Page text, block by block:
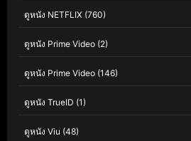
ดูหนัง NETFLIX (760)
ดูหนัง Prime Video (2)
ดูหนัง Prime Video (146)
ดูหนัง TrueID (1)
ดูหนัง Viu (48)